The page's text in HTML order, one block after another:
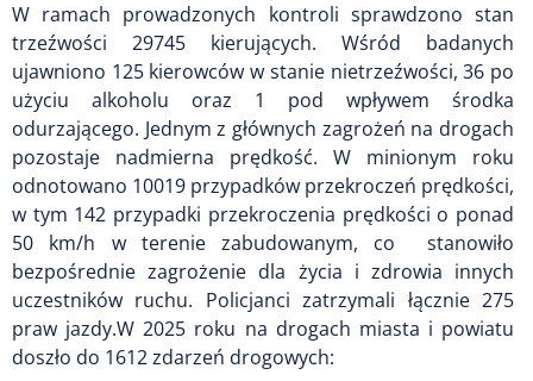
W ramach prowadzonych kontroli sprawdzono stan
trzeźwości 29745 kierujących. Wśród badanych
ujawniono 125 kierowców w stanie nietrzeźwości, 36 po
użyciu alkoholu oraz 1 pod wpływem środka
odurzającego. Jednym z głównych zagrożeń na drogach
pozostaje nadmierna prędkość. W minionym roku
odnotowano 10019 przypadków przekroczeń prędkości,
w tym 142 przypadki przekroczenia prędkości o ponad
50
km/h
w terenie zabudowanym, co stanowiło
bezpośrednie zagrożenie dla życia i zdrowia innych
uczestników ruchu. Policjanci zatrzymali łącznie 275
praw jazdy.W 2025 roku na drogach miasta i powiatu
doszło do 1612 zdarzeń drogowych: